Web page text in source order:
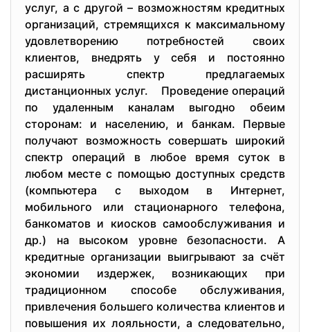
услуг, а с другой – возможностям кредитных
организаций, стремящихся к максимальному
удовлетворению потребностей своих
клиентов, внедрять у себя и постоянно
расширять спектр предлагаемых
дистанционных услуг. Проведение операций
по удаленным каналам выгодно обеим
сторонам: и населению, и банкам. Первые
получают возможность совершать широкий
спектр операций в любое время суток в
любом месте с помощью доступных средств
(компьютера с выходом в Интернет,
мобильного или стационарного телефона,
банкоматов и киосков самообслуживания и
др.) на высоком уровне безопасности. А
кредитные организации выигрывают за счёт
экономии издержек, возникающих при
традиционном способе обслуживания,
привлечения большего количества клиентов и
повышения их лояльности, а следовательно,